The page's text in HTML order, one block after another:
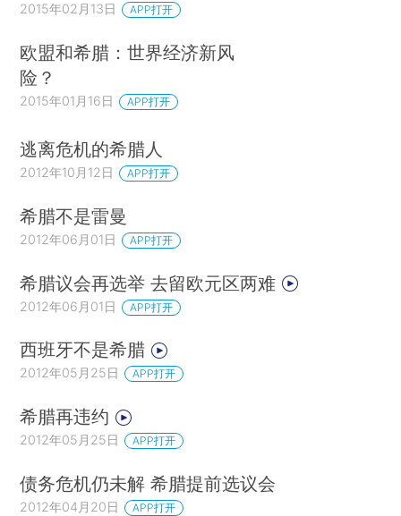
2015年02月13日 APP打开
欧盟和希腊：世界经济新风
险？
2015年01月16日 APP打开
逃离危机的希腊人
2012年10月12日 APP打开
希腊不是雷曼
2012年06月01日 APP打开
希腊议会再选举 去留欧元区两难
2012年06月01日 APP打开
西班牙不是希腊
2012年05月25日 APP打开
希腊再违约
2012年05月25日 APP打开
债务危机仍未解 希腊提前选议会
2012年04月20日 APP打开